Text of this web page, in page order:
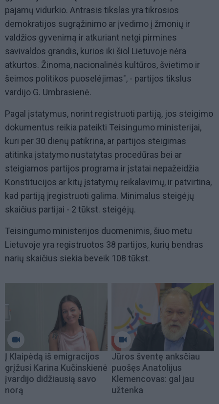
pajamų vidurkio. Antrasis tikslas yra tikrosios
demokratijos sugrąžinimo ar įvedimo į žmonių ir
valdžios gyvenimą ir atkuriant netgi pirmines
savivaldos grandis, kurios iki šiol Lietuvoje nėra
atkurtos. Žinoma, nacionalinės kultūros, švietimo ir
šeimos politikos puoselėjimas", - partijos tikslus
vardijo G. Umbrasienė.
Pagal įstatymus, norint registruoti partiją, jos steigimo
dokumentus reikia pateikti Teisingumo ministerijai,
kuri per 30 dienų patikrina, ar partijos steigimas
atitinka įstatymo nustatytas procedūras bei ar
steigiamos partijos programa ir įstatai nepažeidžia
Konstitucijos ar kitų įstatymų reikalavimų, ir patvirtina,
kad partiją įregistruoti galima. Minimalus steigėjų
skaičius partijai - 2 tūkst. steigėjų.
Teisingumo ministerijos duomenimis, šiuo metu
Lietuvoje yra registruotos 38 partijos, kurių bendras
narių skaičius siekia beveik 108 tūkst.
Į Klaipėdą iš emigracijos
grįžusi Karina Kučinskienė
įvardijo didžiausią savo
norą
Jūros šventę anksčiau
puošęs Anatolijus
Klemencovas: gal jau
užtenka